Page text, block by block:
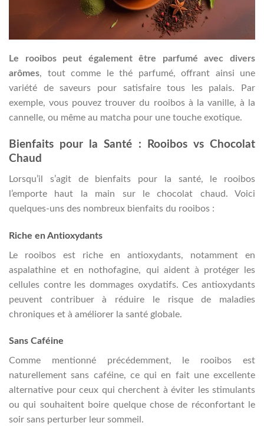
Le rooibos peut également être parfumé avec divers
arômes, tout comme le thé parfumé, offrant ainsi une
variété de saveurs pour satisfaire tous les palais. Par
exemple, vous pouvez trouver du rooibos à la vanille, à la
cannelle, ou même au matcha pour une touche exotique.
Bienfaits pour la Santé : Rooibos vs Chocolat
Chaud
Lorsqu’il s’agit de bienfaits pour la santé, le rooibos
l’emporte haut la main sur le chocolat chaud. Voici
quelques-uns des nombreux bienfaits du rooibos :
Riche en Antioxydants
Le rooibos est riche en antioxydants, notamment en
aspalathine et en nothofagine, qui aident à protéger les
cellules contre les dommages oxydatifs. Ces antioxydants
peuvent contribuer à réduire le risque de maladies
chroniques et à améliorer la santé globale.
Sans Caféine
Comme mentionné précédemment, le rooibos est
naturellement sans caféine, ce qui en fait une excellente
alternative pour ceux qui cherchent à éviter les stimulants
ou qui souhaitent boire quelque chose de réconfortant le
soir sans perturber leur sommeil.